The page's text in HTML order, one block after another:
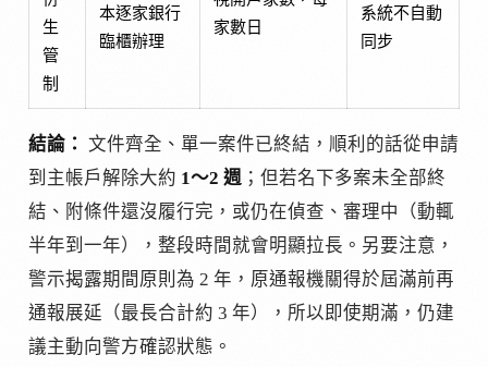
生
管
制
本逐家銀行
臨櫃辦理
家數日
系統不自動
同步
結論： 文件齊全、單一案件已終結，順利的話從申請
到主帳戶解除大約 1～2 週 ；但若名下多案未全部終
結、附條件還沒履行完，或仍在偵查、審理中（動輒
半年到一年），整段時間就會明顯拉長。另要注意，
警示揭露期間原則為 2 年，原通報機關得於屆滿前再
通報展延（最長合計約 3 年），所以即使期滿，仍建
議主動向警方確認狀態。